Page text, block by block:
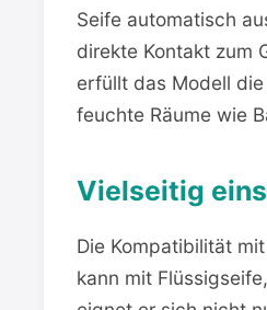
Seife automatisch
direkte Kontakt zum
erfüllt das Modell
feuchte Räume wie
Vielseitig
Die Kompatibilität
kann mit